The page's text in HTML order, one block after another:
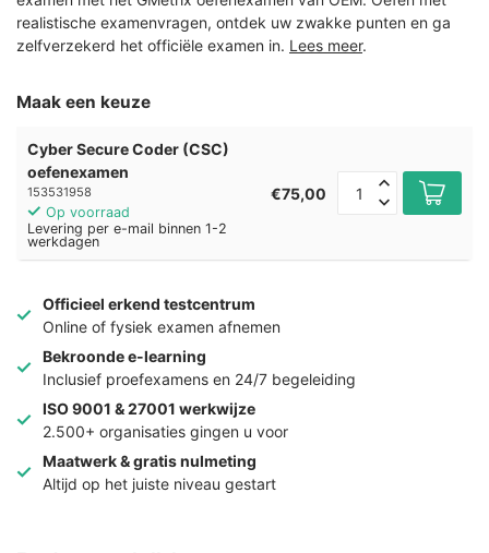
realistische examenvragen, ontdek uw zwakke punten en ga
zelfverzekerd het officiële examen in. Lees meer.
Maak een keuze
Cyber Secure Coder (CSC)
oefenexamen
153531958
Op voorraad
Levering per e-mail binnen 1-2
werkdagen
€75,00
Officieel erkend testcentrum
Online of fysiek examen afnemen
Bekroonde e-learning
Inclusief proefexamens en 24/7 begeleiding
ISO 9001 & 27001 werkwijze
2.500+ organisaties gingen u voor
Maatwerk & gratis nulmeting
Altijd op het juiste niveau gestart